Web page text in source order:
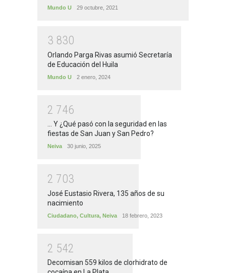
Mundo U 29 octubre, 2021
3 830
Orlando Parga Rivas asumió Secretaría
de Educación del Huila
Mundo U 2 enero, 2024
2 746
... Y ¿Qué pasó con la seguridad en las
fiestas de San Juan y San Pedro?
Neiva 30 junio, 2025
2 703
José Eustasio Rivera, 135 años de su
nacimiento
Ciudadano, Cultura, Neiva 18 febrero, 2023
2 542
Decomisan 559 kilos de clorhidrato de